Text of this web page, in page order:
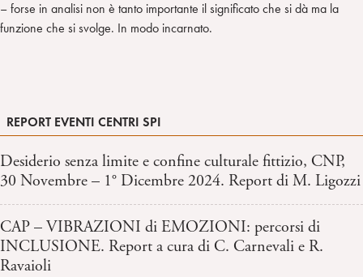
– forse in analisi non è tanto importante il significato che si dà ma la
funzione che si svolge. In modo incarnato.
REPORT EVENTI CENTRI SPI
Desiderio senza limite e confine culturale fittizio, CNP,
30 Novembre – 1° Dicembre 2024. Report di M. Ligozzi
CAP – VIBRAZIONI di EMOZIONI: percorsi di
INCLUSIONE. Report a cura di C. Carnevali e R.
Ravaioli